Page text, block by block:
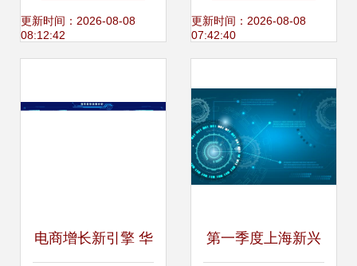
联网支持项目，彰
更新时间：2026-08-08
08:12:42
联网新基建发展
更新时间：2026-08-08
07:42:40
电商增长新引擎 华 第一季度上海新兴